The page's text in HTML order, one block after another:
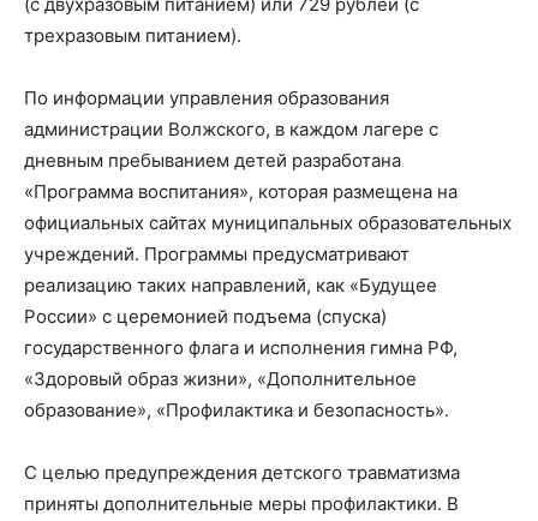
трехразовым питанием).
По информации управления образования
администрации Волжского, в каждом лагере с
дневным пребыванием детей разработана
«Программа воспитания», которая размещена на
официальных сайтах муниципальных образовательных
учреждений. Программы предусматривают
реализацию таких направлений, как «Будущее
России» с церемонией подъема (спуска)
государственного флага и исполнения гимна РФ,
«Здоровый образ жизни», «Дополнительное
образование», «Профилактика и безопасность».
С целью предупреждения детского травматизма
приняты дополнительные меры профилактики. В